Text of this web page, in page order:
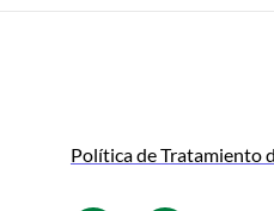
Política de Tratamiento